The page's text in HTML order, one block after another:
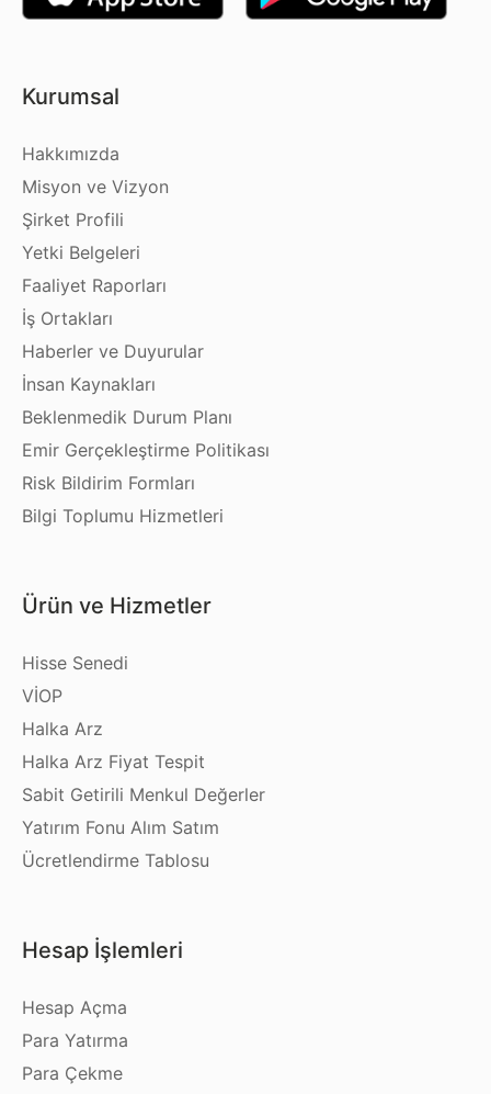
Kurumsal
Hakkımızda
Misyon ve Vizyon
Şirket Profili
Yetki Belgeleri
Faaliyet Raporları
İş Ortakları
Haberler ve Duyurular
İnsan Kaynakları
Beklenmedik Durum Planı
Emir Gerçekleştirme Politikası
Risk Bildirim Formları
Bilgi Toplumu Hizmetleri
Ürün ve Hizmetler
Hisse Senedi
VİOP
Halka Arz
Halka Arz Fiyat Tespit
Sabit Getirili Menkul Değerler
Yatırım Fonu Alım Satım
Ücretlendirme Tablosu
Hesap İşlemleri
Hesap Açma
Para Yatırma
Para Çekme